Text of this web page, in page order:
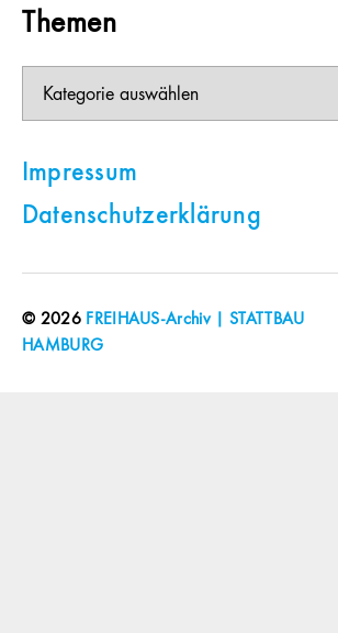
Themen
Impressum
Datenschutzerklärung
© 2026 FREIHAUS-Archiv | STATTBAU
HAMBURG